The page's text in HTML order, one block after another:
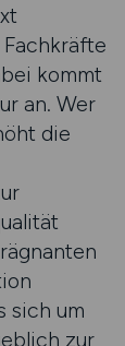
kommt
an. Wer
die
sich um
zur